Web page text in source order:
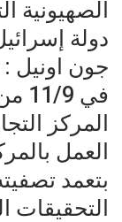
دولة
جون اونيل
في
المركز
العمل
بتعمد
التحقيقات